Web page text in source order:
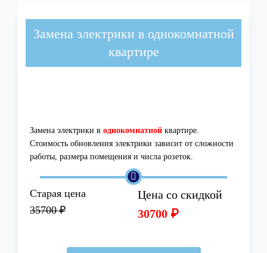
Замена электрики в однокомнатной
квартире
Замена электрики в однокомнатнойквартире.
Стоимость обновления электрики зависит от сложности
работы, размера помещения и числа розеток.
Старая цена
35700 ₽
Цена со скидкой
30700 ₽